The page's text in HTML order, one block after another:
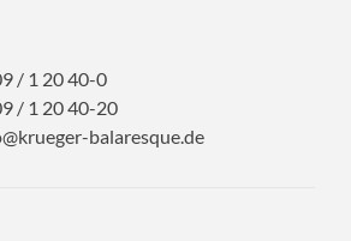
/ 1 20 40-0
/ 1 20 40-20
balaresque.de